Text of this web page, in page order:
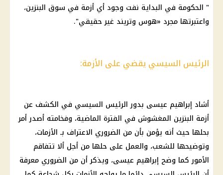
" الحكومة في البداية نفت وجود أي أزمة في سوق البنزين،
واعتبرتها مجرد «هوس وتريند غير حقيقي".
الرئيس السيسي يقضي على الأزمة:
أشاد إبراهيم عيسى بدور الرئيس السيسي في الكشف عن
أزمة البنزين المغشوش في الفترة الماضية، وفخامته أصدر أمر
بحلها حيث أنه يؤمن بأن من الضروري الاعتراف بـ الأزمات،
وتوضيحها للشعب، والعمل على حلها من أجل ألا تتفاقم
الأمور كما وضح إبراهيم عيسى، ويذكر أن من الضروري معرفة